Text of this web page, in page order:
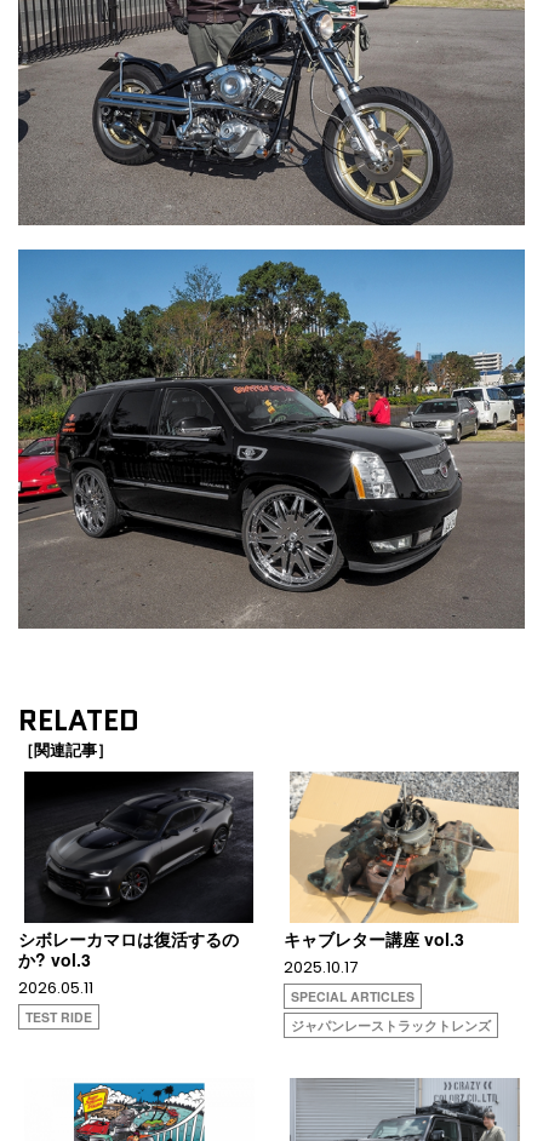
RELATED
［関連記事］
シボレーカマロは復活するの
か? vol.3
2026.05.11
TEST RIDE
キャブレター講座 vol.3
2025.10.17
SPECIAL ARTICLES
ジャパンレーストラックトレンズ